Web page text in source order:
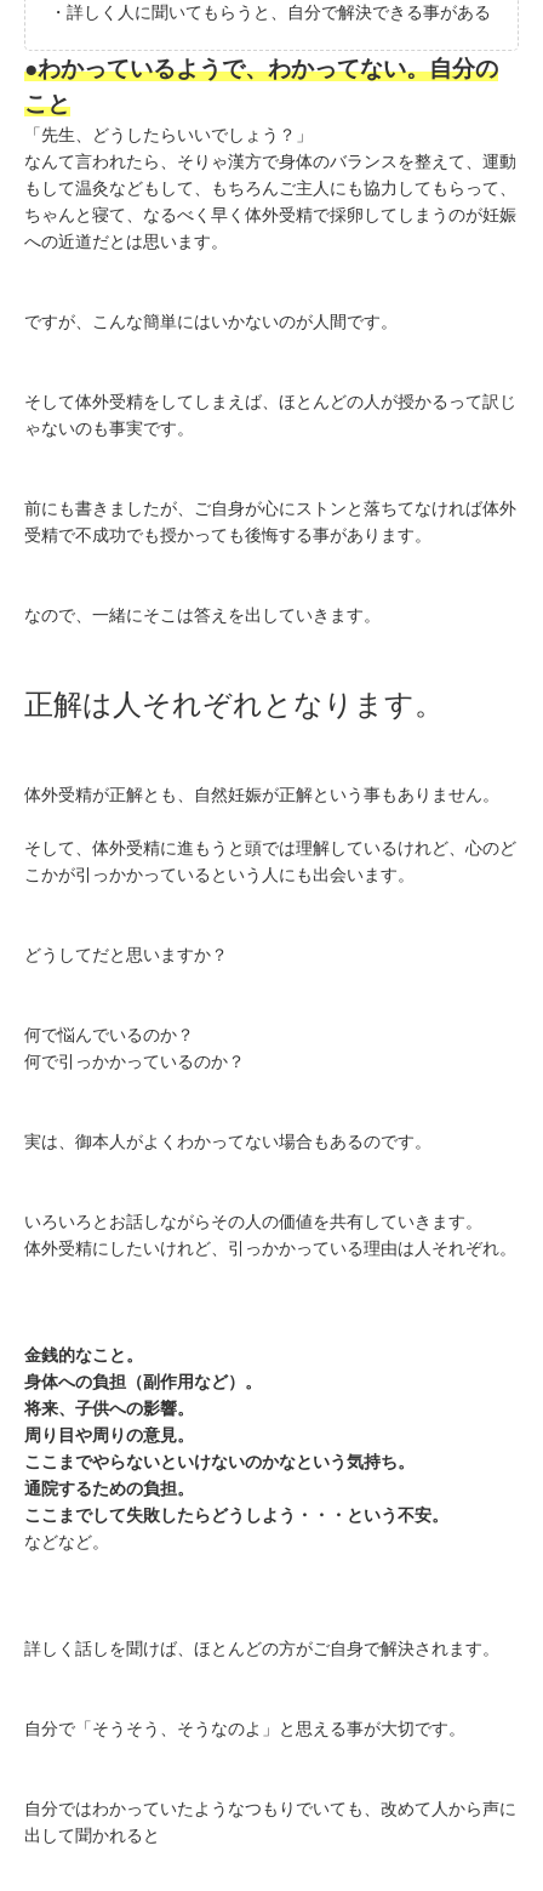
・詳しく人に聞いてもらうと、自分で解決できる事がある
●わかっているようで、わかってない。自分の
こと
「先生、どうしたらいいでしょう？」
なんて言われたら、そりゃ漢方で身体のバランスを整えて、運動
もして温灸などもして、もちろんご主人にも協力してもらって、
ちゃんと寝て、なるべく早く体外受精で採卵してしまうのが妊娠
への近道だとは思います。
ですが、こんな簡単にはいかないのが人間です。
そして体外受精をしてしまえば、ほとんどの人が授かるって訳じ
ゃないのも事実です。
前にも書きましたが、ご自身が心にストンと落ちてなければ体外
受精で不成功でも授かっても後悔する事があります。
なので、一緒にそこは答えを出していきます。
正解は人それぞれとなります。
体外受精が正解とも、自然妊娠が正解という事もありません。
そして、体外受精に進もうと頭では理解しているけれど、心のど
こかが引っかかっているという人にも出会います。
どうしてだと思いますか？
何で悩んでいるのか？
何で引っかかっているのか？
実は、御本人がよくわかってない場合もあるのです。
いろいろとお話しながらその人の価値を共有していきます。
体外受精にしたいけれど、引っかかっている理由は人それぞれ。
金銭的なこと。
身体への負担（副作用など）。
将来、子供への影響。
周り目や周りの意見。
ここまでやらないといけないのかなという気持ち。
通院するための負担。
ここまでして失敗したらどうしよう・・・という不安。
などなど。
詳しく話しを聞けば、ほとんどの方がご自身で解決されます。
自分で「そうそう、そうなのよ」と思える事が大切です。
自分ではわかっていたようなつもりでいても、改めて人から声に
出して聞かれると